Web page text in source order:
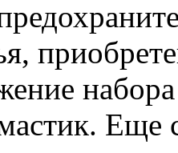
Еще